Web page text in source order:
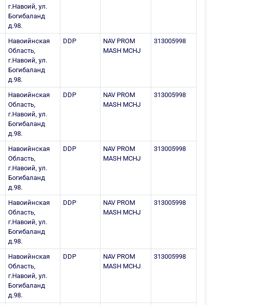
г.Навоий, ул.
Богибаланд
д.98.
Навоийнская
Область,
г.Навоий, ул.
Богибаланд
д.98.
DDP
NAV PROM
MASH MCHJ
313005998
Навоийнская
Область,
г.Навоий, ул.
Богибаланд
д.98.
DDP
NAV PROM
MASH MCHJ
313005998
Навоийнская
Область,
г.Навоий, ул.
Богибаланд
д.98.
DDP
NAV PROM
MASH MCHJ
313005998
Навоийнская
Область,
г.Навоий, ул.
Богибаланд
д.98.
DDP
NAV PROM
MASH MCHJ
313005998
Навоийнская
Область,
г.Навоий, ул.
Богибаланд
д.98.
DDP
NAV PROM
MASH MCHJ
313005998